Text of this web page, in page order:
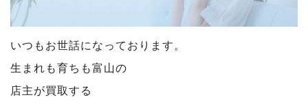
いつもお世話になっております。
生まれも育ちも富山の
店主が買取する